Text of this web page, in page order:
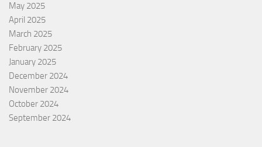
May 2025
April 2025
March 2025
February 2025
January 2025
December 2024
November 2024
October 2024
September 2024